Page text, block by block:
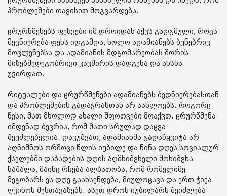
პრობლემები თავისით მოგვარდება.
ცრურწმენებს ფესვები იმ დროიდან აქვს გადგმული, როცა
მეცნიერება ფეხს იდგამდა, ხოლო ადამიანებს ბუნებრივ
მოვლენებსა და ადამიანის მდგომარეობას შორის
მიზეზშედეგობრივი კავშირის დადგენა და ახსნა
უჭირდათ.
რიტუალები და ცრურწმენები ადამიანებს ბედნიერებასთან
და პრობლემების გადაჭრასთან არ აახლოებს. როგორც
წესი, მათ მხოლოდ ახალი შფოთვები მოაქვთ. ცრურწმენა
იმდენად ბევრია, რომ მათი სრულად დაცვა
შეუძლებელია. დავუშვათ, ადამიანმა გადაწყვიტა არ
აღნიშნოს ორმოცი წლის იუბილე და წინა დღეს სოციალურ
ქსელებში დაბადების დღის აღმნიშვნელი მონიშვნა
წაშალა, მაინც რჩება ალბათობა, რომ რომელიმე
მეგობარს ეს დღე გაახსენდება, მიულოცავს და ერთ ჭიქა
ღვინოს შესთავაზებს. ასეთ დროს იუბილარს შეიძლება